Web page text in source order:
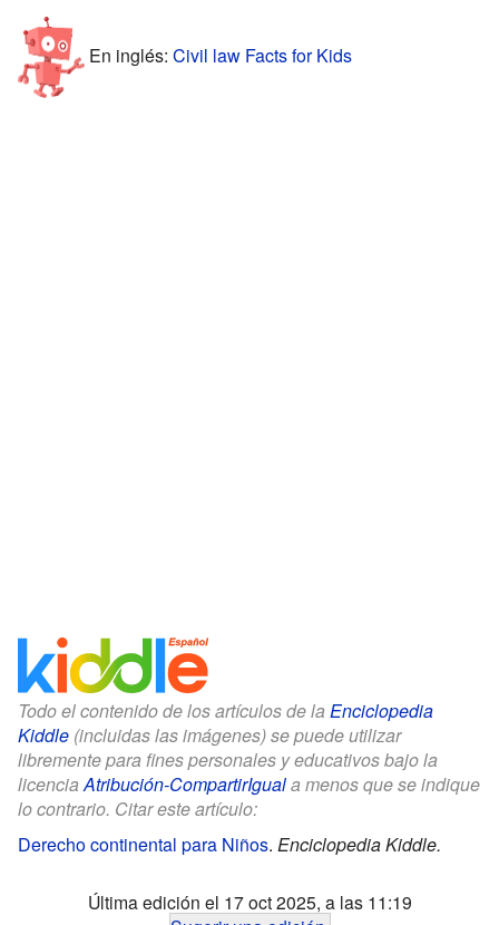
En inglés: Civil law Facts for Kids
Todo el contenido de los artículos de la Enciclopedia
Kiddle (incluidas las imágenes) se puede utilizar
libremente para fines personales y educativos bajo la
licenciaAtribución-CompartirIguala menos que se indique
lo contrario. Citar este artículo:
Derecho continental para Niños. Enciclopedia Kiddle.
Última edición el 17 oct 2025, a las 11:19